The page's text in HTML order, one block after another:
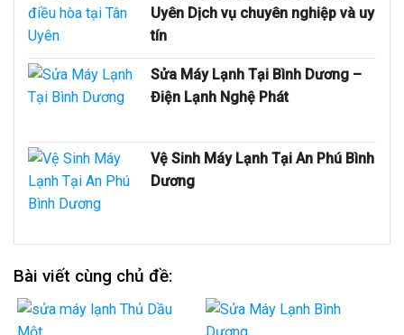
Uyên Dịch vụ chuyên nghiệp và uy
tín
Sửa Máy Lạnh Tại Bình Dương –
Điện Lạnh Nghệ Phát
Vệ Sinh Máy Lạnh Tại An Phú Bình
Dương
Bài viết cùng chủ đề: